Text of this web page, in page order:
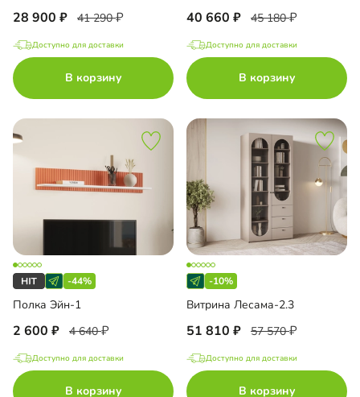
28 900 41 290
Доступно для доставки
В корзину
40 660 45 180
Доступно для доставки
В корзину
-44%
Полка Эйн-1
2 600 4 640
Доступно для доставки
В корзину
-10%
Витрина Лесама-2.3
51 810 57 570
Доступно для доставки
В корзину